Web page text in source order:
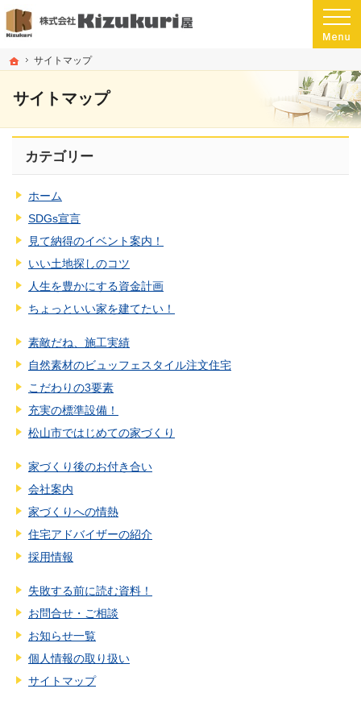
ホーム
サイトマップ
サイトマップ
プロの目線からご提案。愛媛県松山市の注文住宅・新築戸建てを手がける工務店
愛媛県松山市の新築・注文住宅・新築戸建てを手がける工務店ならKizukuri屋
カテゴリー
ホーム
SDGs宣言
見て納得のイベント案内！
いい土地探しのコツ
人生を豊かにする資金計画
ちょっといい家を建てたい！
素敵だね、施工実績
自然素材のビュッフェスタイル注文住宅
こだわりの3要素
充実の標準設備！
松山市ではじめての家づくり
家づくり後のお付き合い
会社案内
家づくりへの情熱
住宅アドバイザーの紹介
採用情報
失敗する前に読む資料！
お問合せ・ご相談
お知らせ一覧
個人情報の取り扱い
サイトマップ